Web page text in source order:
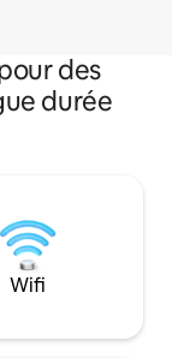
des
durée
Wifi